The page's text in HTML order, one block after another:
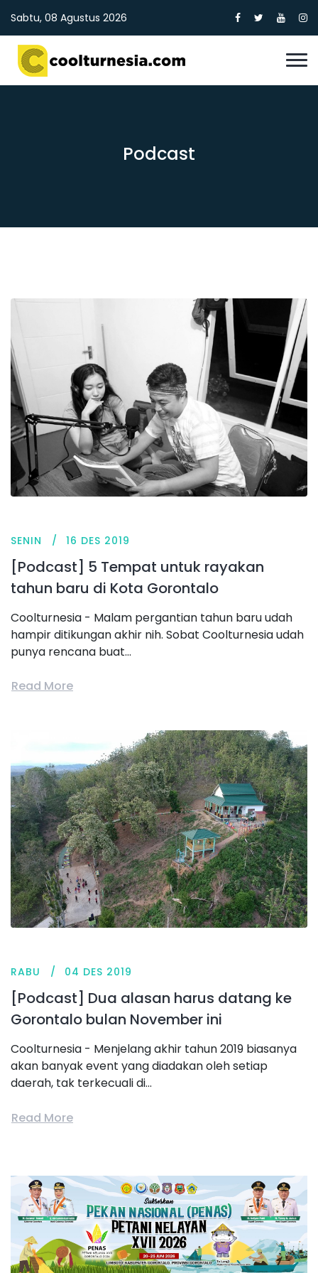
Sabtu, 08 Agustus 2026
Podcast
SENIN 16 DES 2019
[Podcast] 5 Tempat untuk rayakan
tahun baru di Kota Gorontalo
Coolturnesia - Malam pergantian tahun baru udah
hampir ditikungan akhir nih. Sobat Coolturnesia udah
punya rencana buat...
Read More
RABU 04 DES 2019
[Podcast] Dua alasan harus datang ke
Gorontalo bulan November ini
Coolturnesia - Menjelang akhir tahun 2019 biasanya
akan banyak event yang diadakan oleh setiap
daerah, tak terkecuali di...
Read More